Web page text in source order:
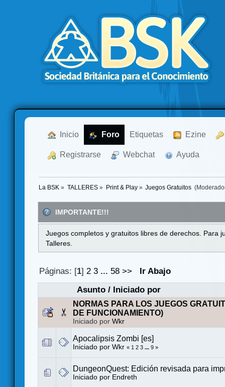
Inicio Foro Etiquetas Ezine
Registrarse Webchat Ayuda
La BSK » TALLERES» Print & Play» Juegos Gratuitos
IMPORTANTE!!!
Juegos completos y gratuitos libres de derechos. Para
Talleres.
Páginas: [1] 2 3 ... 58 >>
Ir Abajo
Asunto/ Iniciado por
NORMAS PARA LOS JUEGOS
DE FUNCIONAMIENTO)
Iniciado por Wkr
Apocalipsis Zombi [es]
Iniciado por Wkr « 1 2 3 ... 9 »
DungeonQuest: Edición revisada para
Iniciado por Endreth